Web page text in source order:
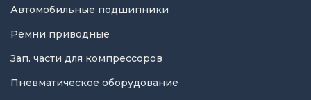
Автомобильные подшипники
Ремни приводные
Зап. части для компрессоров
Пневматическое оборудование